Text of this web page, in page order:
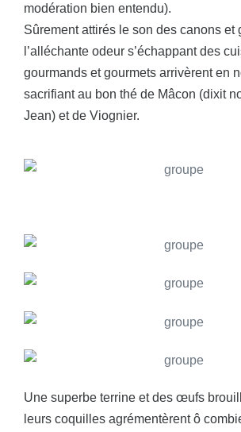
modération bien entendu).
Sûrement attirés le son des canons et
l’alléchante odeur s’échappant des
gourmands et gourmets arrivèrent en
sacrifiant au bon thé de Mâcon (dixit
Jean) et de Viognier.
Une superbe terrine et des œufs
leurs coquilles agrémentèrent ô